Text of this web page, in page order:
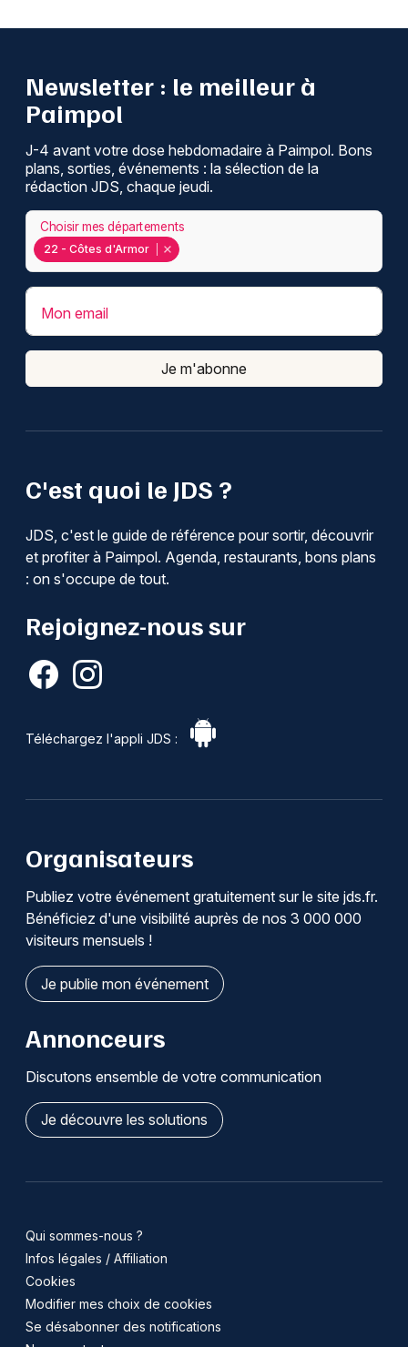
C'est quoi le JDS ?
JDS, c'est le guide de référence pour sortir, découvrir
et profiter à Paimpol. Agenda, restaurants, bons plans
: on s'occupe de tout.
Rejoignez-nous sur
Téléchargez l'appli JDS :
Newsletter : le meilleur à
Paimpol
J-4 avant votre dose hebdomadaire à Paimpol. Bons
plans, sorties, événements : la sélection de la
rédaction JDS, chaque jeudi.
22 - Côtes d'Armor
Choisir mes départements
Mon email
Je m'abonne
Organisateurs
Publiez votre événement gratuitement sur le site jds.fr.
Bénéficiez d'une visibilité auprès de nos 3 000 000
visiteurs mensuels !
Je publie mon événement
Annonceurs
Discutons ensemble de votre communication
Je découvre les solutions
Qui sommes-nous ?
Infos légales / Affiliation
Cookies
Modifier mes choix de cookies
Se désabonner des notifications